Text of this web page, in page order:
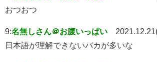
おつおつ
9:名無しさん＠お腹いっぱい
日本語が理解できないバカが多いな